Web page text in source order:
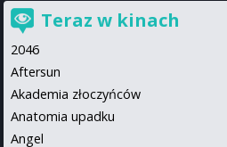
Teraz w kinach
2046
Aftersun
Akademia złoczyńców
Anatomia upadku
Angel